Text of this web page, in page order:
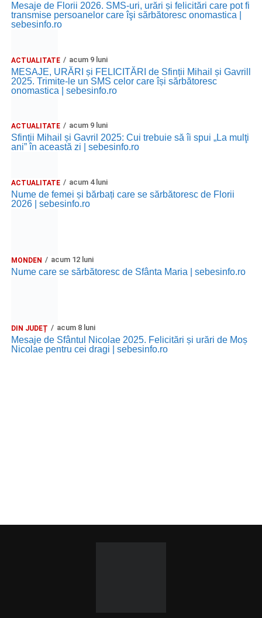
Mesaje de Florii 2026. SMS-uri, urări și felicitări care pot fi
transmise persoanelor care îşi sărbătoresc onomastica |
sebesinfo.ro
ACTUALITATE acum 9 luni
MESAJE, URĂRI și FELICITĂRI de Sfinții Mihail și Gavrill
2025. Trimite-le un SMS celor care își sărbătoresc
onomastica | sebesinfo.ro
ACTUALITATE acum 9 luni
Sfinții Mihail și Gavril 2025: Cui trebuie să îi spui „La mulţi
ani” în această zi | sebesinfo.ro
ACTUALITATE acum 4 luni
Nume de femei și bărbați care se sărbătoresc de Florii
2026 | sebesinfo.ro
MONDEN acum 12 luni
Nume care se sărbătoresc de Sfânta Maria | sebesinfo.ro
DIN JUDEȚ acum 8 luni
Mesaje de Sfântul Nicolae 2025. Felicitări și urări de Moș
Nicolae pentru cei dragi | sebesinfo.ro